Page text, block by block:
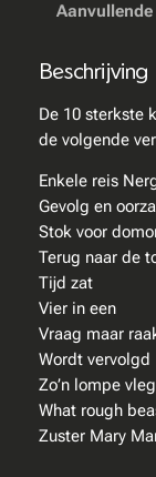
s
t
e
o
r
t
e
v
e
r
h
a
l
e
Beschrijving
De 10 sterkste
de volgende
Enkele reis
Gevolg en
Stok voor
Terug naar de
Tijd zat
Vier in een
Vraag maar
Wordt vervolgd
Zo’n lompe
What rough
Zuster Mary